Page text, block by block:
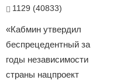
1129 (40833)
«Кабмин утвердил
беспрецедентный за
годы независимости
страны нацпроект